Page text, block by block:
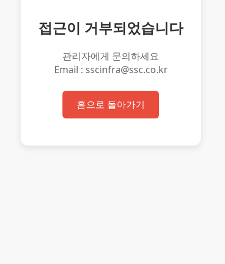
접근이 거부되었습니다
관리자에게 문의하세요
Email : sscinfra@ssc.co.kr
홈으로 돌아가기